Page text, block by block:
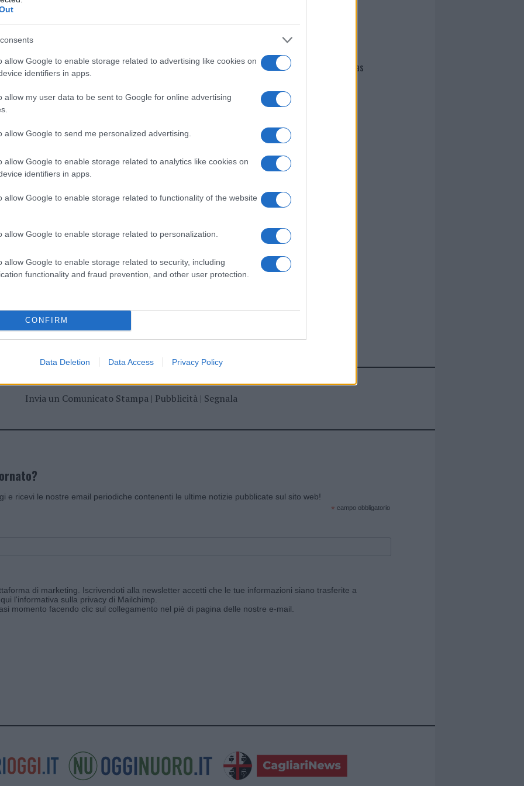
allow Google to enable storage related to advertising like cookies on
identifiers in apps.
allow my user data to be sent to Google for online advertising
allow Google to send me personalized advertising.
allow Google to enable storage related to analytics like cookies on
identifiers in apps.
allow Google to enable storage related to functionality of the website
allow Google to enable storage related to personalization.
allow Google to enable storage related to security, including
functionality and fraud prevention, and other user protection.
CONFIRM
Data Deletion Data Access Privacy Policy
di GalluraOggi.it
i tuoi video e le tue foto
+39 345 356 7512
news da
Prossimo articolo
Giovannimaria Cabras
Invia un Comunicato Stampa| Pubblicità| Segnala
e ricevi le nostre email periodiche contenenti le ultime notizie pubblicate sul sito web!
* campo obbligatorio
di marketing. Iscrivendoti alla newsletter accetti che le tue informazioni siano trasferite a
l'informativa sulla privacy di Mailchimp
momento facendo clic sul collegamento nel piè di pagina delle nostre e-mail.